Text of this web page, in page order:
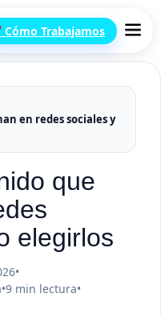
Cómo Trabajamos
en redes sociales y
que
elegirlos
•
•9 min lectura•